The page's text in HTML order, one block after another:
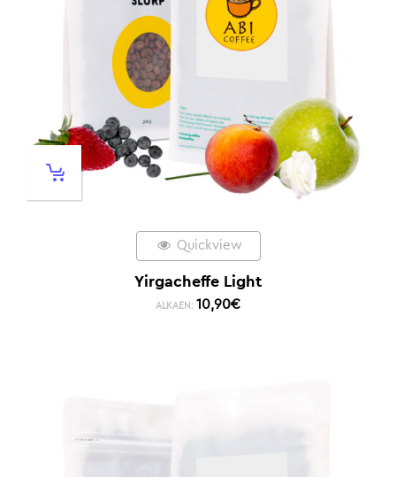
Quickview
Yirgacheffe Light
ALKAEN: 10,90€